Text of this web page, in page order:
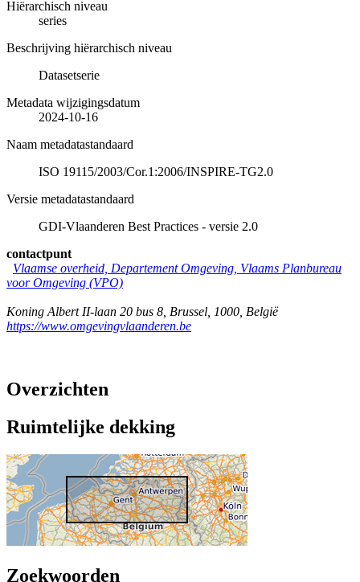
Hiërarchisch niveau
series
Beschrijving hiërarchisch niveau
Datasetserie
Metadata wijzigingsdatum
2024-10-16
Naam metadatastandaard
ISO 19115/2003/Cor.1:2006/INSPIRE-TG2.0
Versie metadatastandaard
GDI-Vlaanderen Best Practices - versie 2.0
contactpunt
Vlaamse overheid, Departement Omgeving, Vlaams Planbureau
voor Omgeving (VPO)
Koning Albert II-laan 20 bus 8 Brussel 1000 België
https://www.omgevingvlaanderen.be
Overzichten
Ruimtelijke dekking
Zoekwoorden